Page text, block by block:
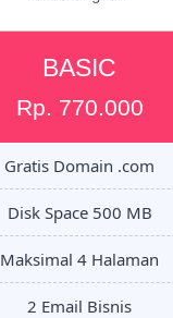
BASIC
Rp. 770.000
Gratis Domain .com
Disk Space 500 MB
Maksimal 4 Halaman
2 Email Bisnis